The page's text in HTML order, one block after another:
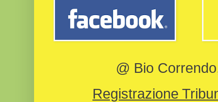
@ Bio
Registrazione